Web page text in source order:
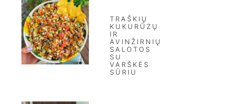
TRAŠKIŲ
KUKURŪZŲ
IR
AVINŽIRNIŲ
SALOTOS
SU
VARŠKĖS
SŪRIU